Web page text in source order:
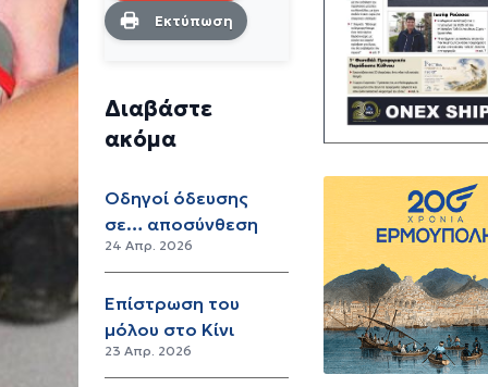
Εκτύπωση
Διαβάστε
ακόμα
Οδηγοί όδευσης
σε… αποσύνθεση
24 Απρ. 2026
Επίστρωση του
μόλου στο Κίνι
23 Απρ. 2026